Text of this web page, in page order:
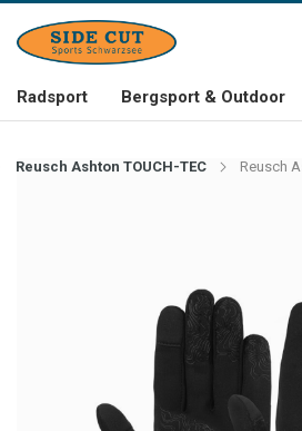
Radsport Bergsport & Outdoor
Reusch Ashton TOUCH-TEC Reusch